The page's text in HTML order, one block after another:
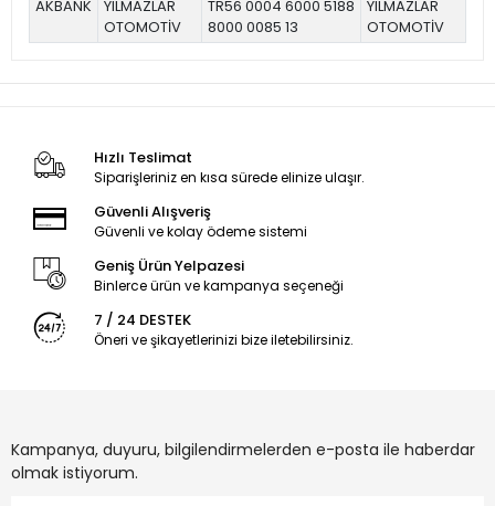
AKBANK
YILMAZLAR
OTOMOTİV
TR56 0004 6000 5188
8000 0085 13
YILMAZLAR
OTOMOTİV
Hızlı Teslimat
Siparişleriniz en kısa sürede elinize ulaşır.
Güvenli Alışveriş
Güvenli ve kolay ödeme sistemi
Geniş Ürün Yelpazesi
Binlerce ürün ve kampanya seçeneği
7 / 24 DESTEK
Öneri ve şikayetlerinizi bize iletebilirsiniz.
Kampanya, duyuru, bilgilendirmelerden e-posta ile haberdar
olmak istiyorum.